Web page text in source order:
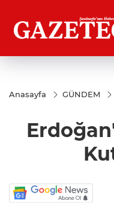
Anasayfa GÜNDEM